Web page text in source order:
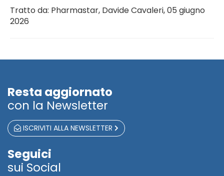
Tratto da: Pharmastar, Davide Cavaleri, 05 giugno
2026
Resta aggiornato
con la Newsletter
ISCRIVITI ALLA NEWSLETTER
Seguici
sui Social